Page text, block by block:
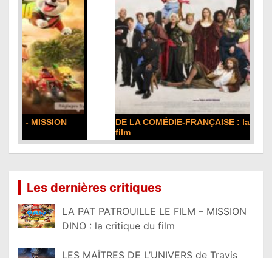
DE LA COMÉDIE-FRANÇAISE : la critique du
Les dernières critiques
LA PAT PATROUILLE LE FILM – MISSION
DINO : la critique du film
LES MAÎTRES DE L’UNIVERS de Travis